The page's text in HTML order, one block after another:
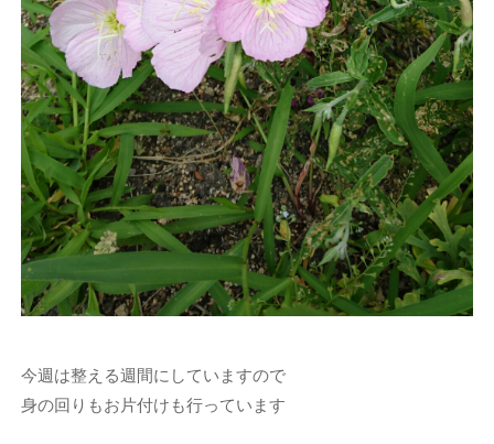
今週は整える週間にしていますので
身の回りもお片付けも行っています